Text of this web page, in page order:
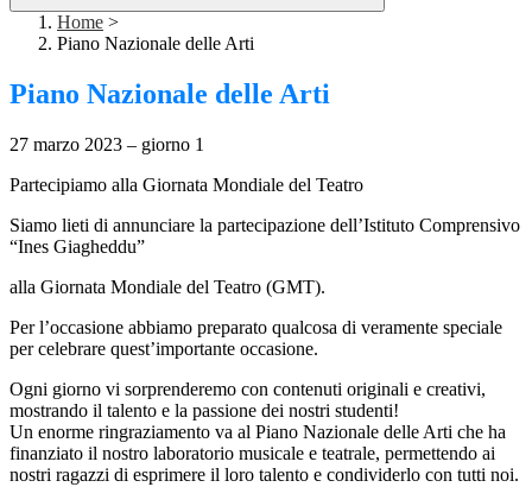
Home >
Piano Nazionale delle Arti
Piano Nazionale delle Arti
27 marzo 2023 – giorno 1
Partecipiamo alla Giornata Mondiale del Teatro
Siamo lieti di annunciare la partecipazione dell’Istituto Comprensivo
“Ines Giagheddu”
alla Giornata Mondiale del Teatro (GMT).
Per l’occasione abbiamo preparato qualcosa di veramente speciale
per celebrare quest’importante occasione.
Ogni giorno vi sorprenderemo con contenuti originali e creativi,
mostrando il talento e la passione dei nostri studenti!
Un enorme ringraziamento va al Piano Nazionale delle Arti che ha
finanziato il nostro laboratorio musicale e teatrale, permettendo ai
nostri ragazzi di esprimere il loro talento e condividerlo con tutti noi.